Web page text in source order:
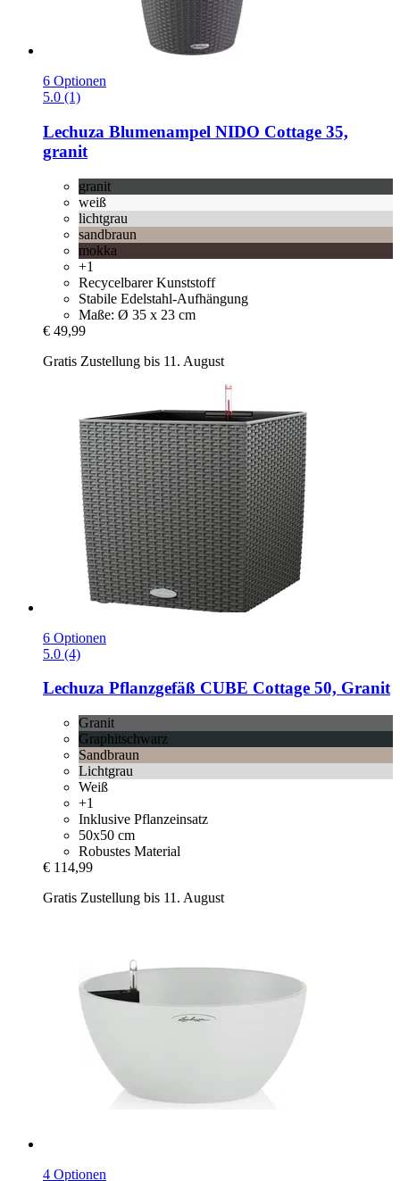
6 Optionen
5.0 (1)
Lechuza Blumenampel NIDO Cottage 35,
granit
granit
weiß
lichtgrau
sandbraun
mokka
+1
Recycelbarer Kunststoff
Stabile Edelstahl-Aufhängung
Maße: Ø 35 x 23 cm
€ 49,99
Gratis Zustellung bis 11. August
6 Optionen
5.0 (4)
Lechuza Pflanzgefäß CUBE Cottage 50, Granit
Granit
Graphitschwarz
Sandbraun
Lichtgrau
Weiß
+1
Inklusive Pflanzeinsatz
50x50 cm
Robustes Material
€ 114,99
Gratis Zustellung bis 11. August
4 Optionen